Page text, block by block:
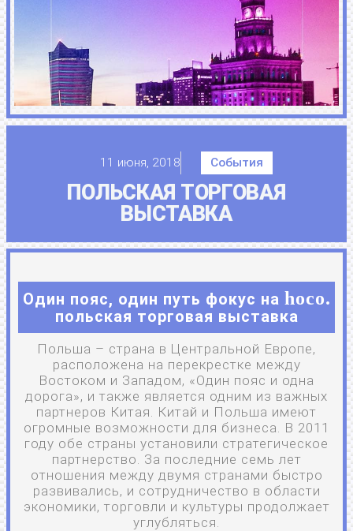
11 июня, 2018 События
ПОЛЬСКАЯ ТОРГОВАЯ
ВЫСТАВКА
Один пояс, один путь фокус на hoco.
польская торговая выставка
Польша – страна в Центральной Европе,
расположена на перекрестке между
Востоком и Западом, «Один пояс и одна
дорога», и также является одним из важных
партнеров Китая. Китай и Польша имеют
огромные возможности для бизнеса. В 2011
году обе страны установили стратегическое
партнерство. За последние семь лет
отношения между двумя странами быстро
развивались, и сотрудничество в области
экономики, торговли и культуры продолжает
углубляться.